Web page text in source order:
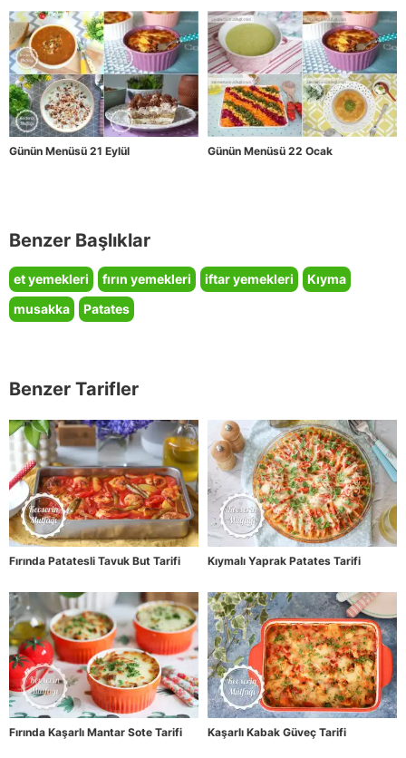
Günün Menüsü 21 Eylül Günün Menüsü 22 Ocak
Benzer Başlıklar
et yemekleri fırın yemekleri iftar yemekleri
Kıyma
musakka
Patates
Benzer Tarifler
Fırında Patatesli Tavuk But Tarifi Kıymalı Yaprak Patates Tarifi
Fırında Kaşarlı Mantar Sote Tarifi Kaşarlı Kabak Güveç Tarifi